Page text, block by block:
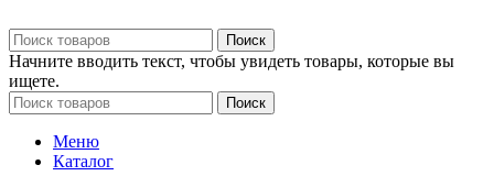
Поиск
Начните вводить текст, чтобы увидеть товары, которые вы
ищете.
Поиск
Меню
Каталог